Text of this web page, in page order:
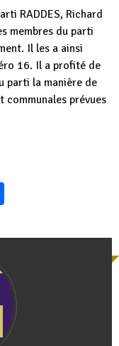
RADDES, Richard
membres du parti
Il les a ainsi
16. Il a profité de
parti la manière de
prévues